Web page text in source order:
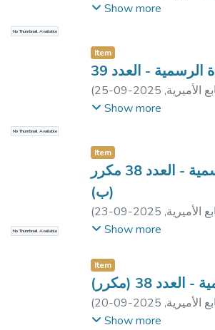
No Thumbnail Available
جمهورية مصر العربية
Show more
No Thumbnail Available
Item
الرسمية - العدد 39
( الأميرية,
2025-09-25
رئيس مجلس الوزراء
Show more
No Thumbnail Available
Item
الجريدة الرسمية - العدد 38 مكرر
(ب)
( الأميرية,
2025-09-23
جمهورية مصر العربية
Show more
Item
38 (مكرر)
( الأميرية,
2025-09-20
جمهورية مصر العربية
Show more